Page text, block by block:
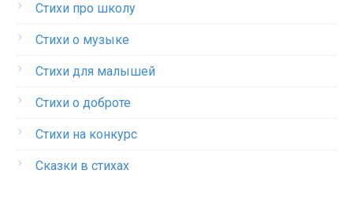
Стихи про школу
Стихи о музыке
Стихи для малышей
Стихи о доброте
Стихи на конкурс
Сказки в стихах